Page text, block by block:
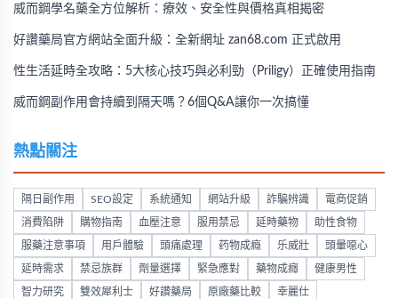
威而鋼學名藥全方位解析：療效、安全性與價格真相揭密
好讚藥局官方網站全面升級：全新網址 zan68.com 正式啟用
性生活延時全攻略：5大核心技巧與必利勁（Priligy）正確使用指南
威而鋼副作用會持續到隔天嗎？6個Q&A讓你一次搞懂
熱點關注
隔日副作用 SEO設定 系統通知 網站升級 詐騙辨識 電商促銷
消費陷阱 購物指南 血壓注意 服用禁忌 延時藥物 助性食物
服藥注意事項 用戶體驗 頭痛處理 药物成瘾 乐威壯 頭暈噁心
延時需求 禁忌族群 劑量選擇 緊急應對 藥物成癮 健康男性
智力研究 雙效犀利士 好讚藥局 原廠藥比較 幸麗仕